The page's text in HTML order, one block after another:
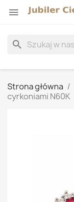

search
Strona główna
cyrkoniami N60K